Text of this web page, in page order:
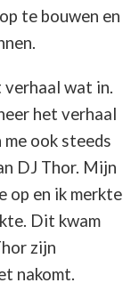
te bouwen en
wat in.
het verhaal
me ook steeds
DJ Thor. Mijn
op en ik merkte
Dit kwam
zijn
nakomt.